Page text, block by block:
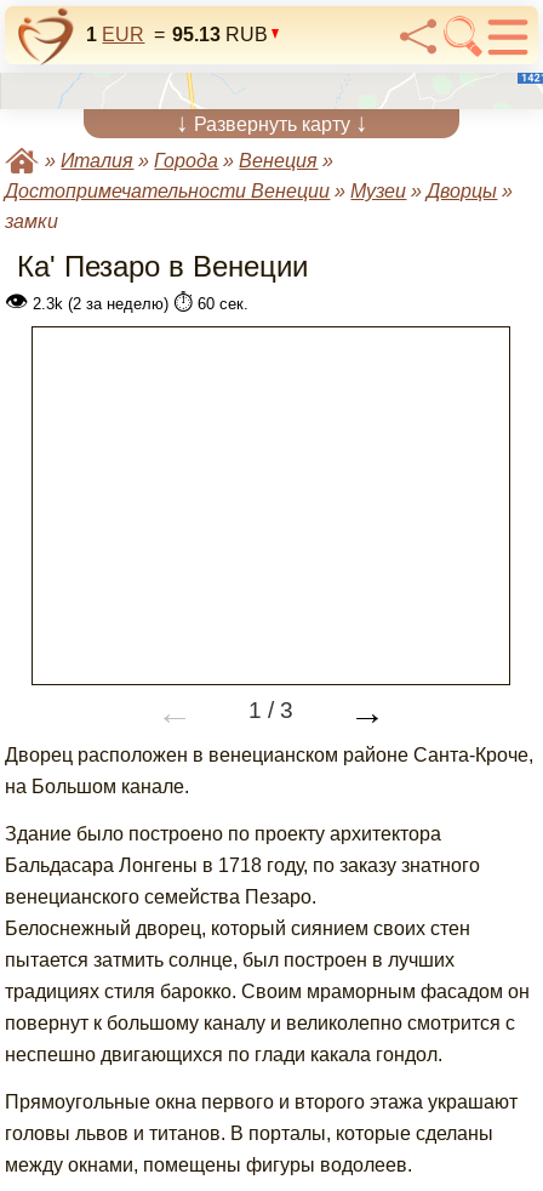
1 EUR = 95.13 RUB
↓ Развернуть карту ↓
»Италия »Города »Венеция »
Достопримечательности Венеции »Музеи »Дворцы »
замки
Ка' Пезаро в Венеции
👁 2.3k (2 за неделю) ⏱️ 60 сек.
← 1 /3 →
Дворец расположен в венецианском районе Санта-Кроче,
на Большом канале.
Здание было построено по проекту архитектора
Бальдасара Лонгены в 1718 году, по заказу знатного
венецианского семейства Пезаро.
Белоснежный дворец, который сиянием своих стен
пытается затмить солнце, был построен в лучших
традициях стиля барокко. Своим мраморным фасадом он
повернут к большому каналу и великолепно смотрится с
неспешно двигающихся по глади какала гондол.
Прямоугольные окна первого и второго этажа украшают
головы львов и титанов. В порталы, которые сделаны
между окнами, помещены фигуры водолеев.